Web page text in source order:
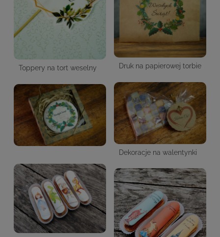
Toppery na tort weselny Druk na papierowej torbie
Dekoracje na walentynki